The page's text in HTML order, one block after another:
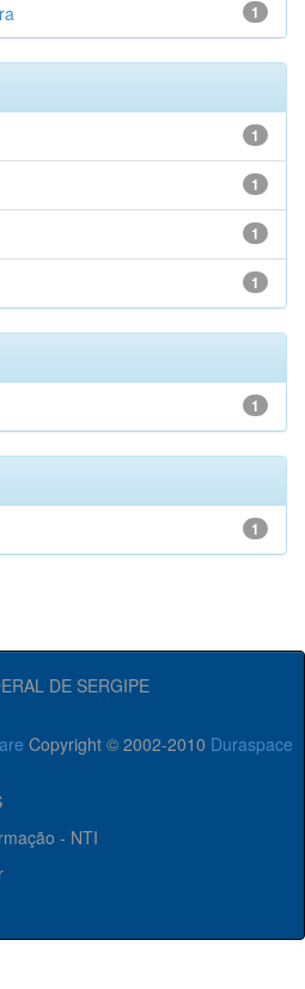
1
1
1
1
1
1
1
DE SERGIPE
Copyright © 2002-2010 Duraspace
- NTI